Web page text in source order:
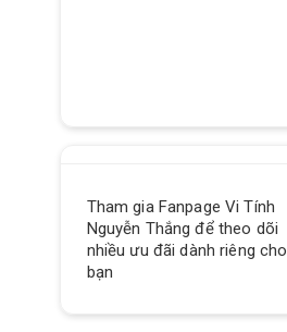
Tham gia Fanpage Vi Tính
Nguyễn Thắng để theo dõi
nhiều ưu đãi dành riêng cho
bạn